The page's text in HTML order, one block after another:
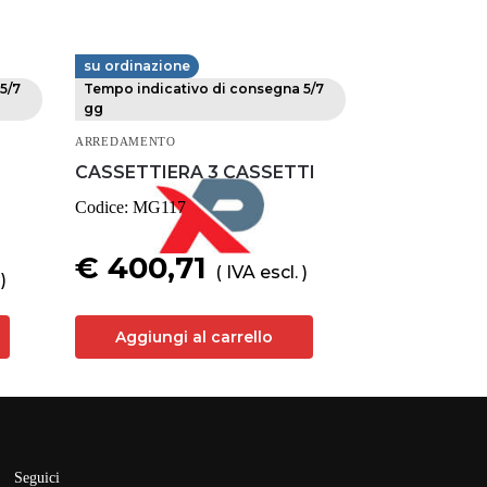
7
MG MAGRINI
su ordinazione
Tempo indicativo di consegna 5/7
gg
ARREDAMENTO
CASSETTIERA 3 CASSETTI
Codice: MG117
€ 400,71 ( IVA escl. )
Aggiungi al carrello
Seguici